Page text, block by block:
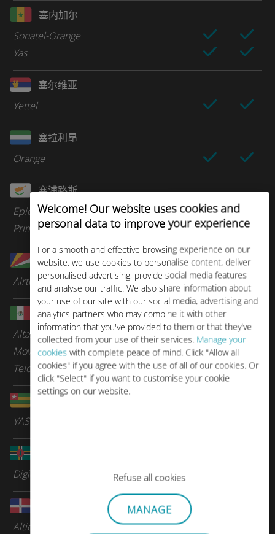
Welcome! Our website uses cookies and
personal data to improve your experience
For a smooth and effective browsing experience on our
website, we use cookies to personalise content, deliver
personalised advertising, provide social media features
and analyse our traffic. We also share information about
your use of our site with our social media, advertising and
analytics partners who may combine it with other
information that you've provided to them or that they've
collected from your use of their services. Manage your
cookieswith complete peace of mind. Click "Allow all
cookies" if you agree with the use of all of our cookies. Or
click "Select" if you want to customise your cookie
settings on our website.
Refuse all cookies
MANAGE
塞内加尔
Sonatel-Orange
Yas
塞尔维亚
Yettel
塞拉利昂
Orange
塞浦路斯
Epic
Primetel
塞舌尔
Airtel
墨西哥
Altan Redes
Movistar
Telcel Mexico
YAS
Digicel Group
Altice